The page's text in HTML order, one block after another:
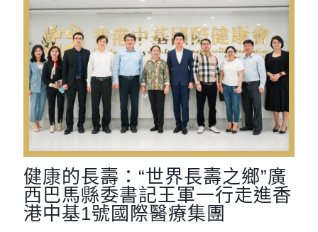
健康的長壽：“世界長壽之鄉”廣
西巴馬縣委書記王軍一行走進香
港中基1號國際醫療集團